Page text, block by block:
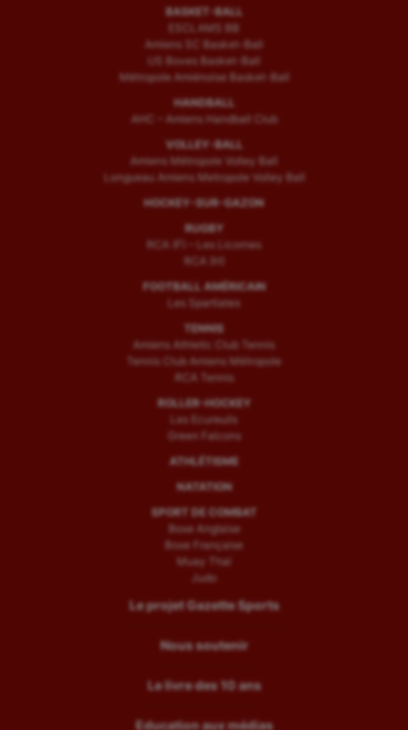
BASKET-BALL
ESCLAMS BB
Amiens SC Basket-Ball
US Boves Basket-Ball
Métropole Amiénoise Basket-Ball
HANDBALL
AHC – Amiens Handball Club
VOLLEY-BALL
Amiens Métropole Volley Ball
Longueau Amiens Metropole Volley Ball
HOCKEY-SUR-GAZON
RUGBY
RCA (F) – Les Licornes
RCA (H)
FOOTBALL AMÉRICAIN
Les Spartiates
TENNIS
Amiens Athletic Club Tennis
Tennis Club Amiens Métropole
RCA Tennis
ROLLER-HOCKEY
Les Ecureuils
Green Falcons
ATHLÉTISME
NATATION
SPORT DE COMBAT
Boxe Anglaise
Boxe Française
Muay Thaï
Judo
Le projet Gazette Sports
Nous soutenir
Le livre des 10 ans
Education aux médias